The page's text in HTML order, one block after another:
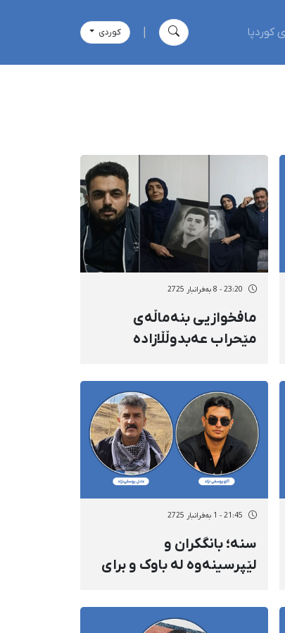
کوردپا كوردی
23:20 - 8 بەفرانبار 2725
مافخوازیی بنەماڵەی
مێحراب عەبدوڵڵازادە
مەحکووم بە سێدارە؛
فریامان کەون، مێحراب
بێتاوانە
21:45 - 1 بەفرانبار 2725
سنە؛ بانگکران و
لێپرسینەوە لە باوک و برای
ژینگەپارێزی خەڵکی سنە